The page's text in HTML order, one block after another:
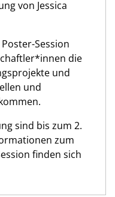
von Jessica
Session
die
und
und
sind bis zum 2.
zum
finden sich